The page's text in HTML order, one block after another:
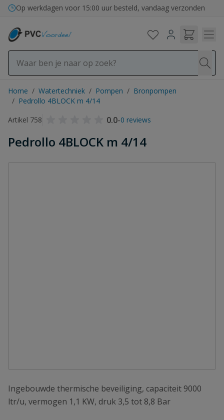
Ga naar de inhoud
Op werkdagen voor 15:00 uur besteld, vandaag verzonden
Home / Watertechniek / Pompen / Bronpompen
/ Pedrollo 4BLOCK m 4/14
Artikel 758
0.0-0 reviews
Pedrollo 4BLOCK m 4/14
Ingebouwde thermische beveiliging, capaciteit 9000
ltr/u, vermogen 1,1 KW, druk 3,5 tot 8,8 Bar